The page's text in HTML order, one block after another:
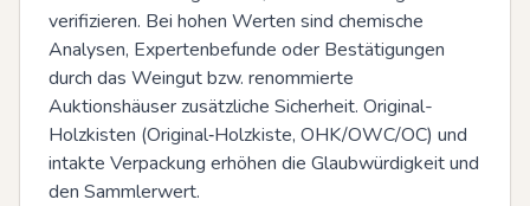
verifizieren. Bei hohen Werten sind chemische
Analysen, Expertenbefunde oder Bestätigungen
durch das Weingut bzw. renommierte
Auktionshäuser zusätzliche Sicherheit. Original-
Holzkisten (Original‑Holzkiste, OHK/OWC/OC) und
intakte Verpackung erhöhen die Glaubwürdigkeit und
den Sammlerwert.